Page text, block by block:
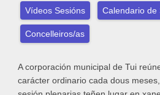
Vídeos Sesións Calendario de
Concelleiros/as
A corporación municipal de Tui
carácter ordinario cada dous